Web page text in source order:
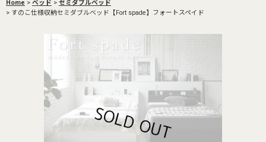
Home > ベッド > セミダブルベッド
> すのこ仕様収納セミダブルベッド【Fort spade】フォートスペイド